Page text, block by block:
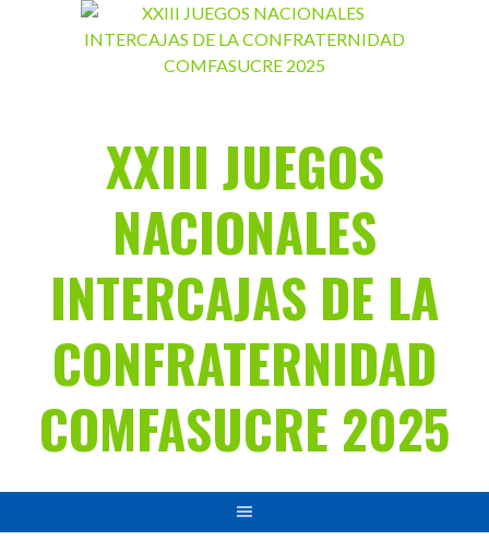
XXIII JUEGOS
NACIONALES
INTERCAJAS DE LA
CONFRATERNIDAD
COMFASUCRE 2025